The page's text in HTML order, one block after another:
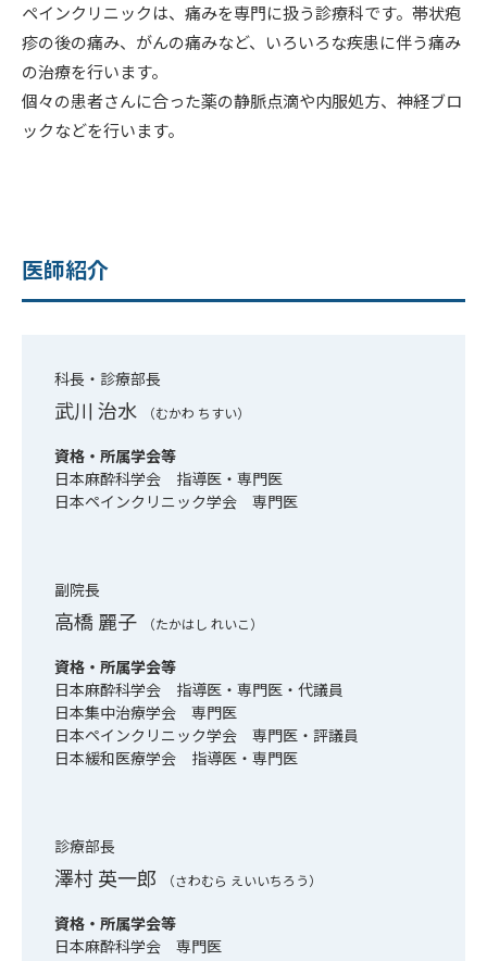
ペインクリニックは、痛みを専門に扱う診療科です。帯状疱
疹の後の痛み、がんの痛みなど、いろいろな疾患に伴う痛み
の治療を行います。
個々の患者さんに合った薬の静脈点滴や内服処方、神経ブロ
ックなどを行います。
医師紹介
科長・診療部長
武川 治水 （むかわ ちすい）
資格・所属学会等
日本麻酔科学会 指導医・専門医
日本ペインクリニック学会 専門医
副院長
高橋 麗子 （たかはし れいこ）
資格・所属学会等
日本麻酔科学会 指導医・専門医・代議員
日本集中治療学会 専門医
日本ペインクリニック学会 専門医・評議員
日本緩和医療学会 指導医・専門医
診療部長
澤村 英一郎 （さわむら えいいちろう）
資格・所属学会等
日本麻酔科学会 専門医